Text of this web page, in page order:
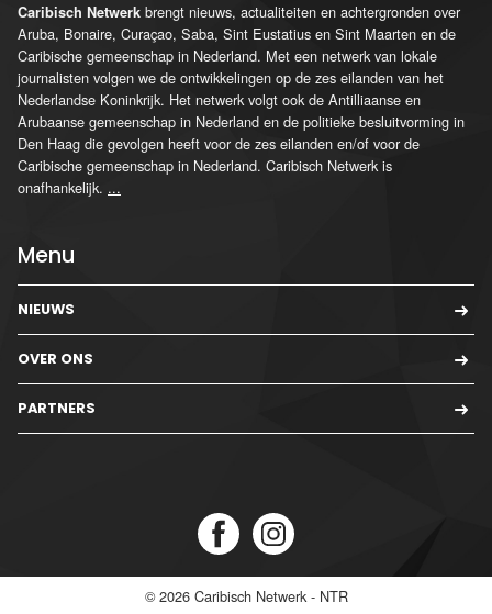
Caribisch Netwerk brengt nieuws, actualiteiten en achtergronden over
Aruba, Bonaire, Curaçao, Saba, Sint Eustatius en Sint Maarten en de
Caribische gemeenschap in Nederland. Met een netwerk van lokale
journalisten volgen we de ontwikkelingen op de zes eilanden van het
Nederlandse Koninkrijk. Het netwerk volgt ook de Antilliaanse en
Arubaanse gemeenschap in Nederland en de politieke besluitvorming in
Den Haag die gevolgen heeft voor de zes eilanden en/of voor de
Caribische gemeenschap in Nederland. Caribisch Netwerk is
onafhankelijk. ...
Menu
NIEUWS
OVER ONS
PARTNERS
© 2026 Caribisch Netwerk - NTR